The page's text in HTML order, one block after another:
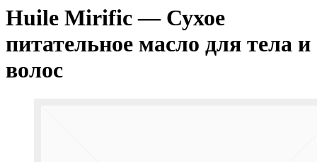
Huile Mirific — Сухое
питательное масло для тела и
волос